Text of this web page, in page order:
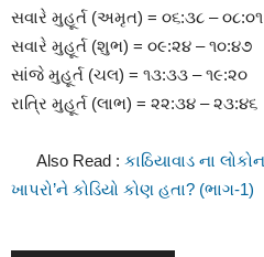
સવારે મુહૂર્ત(અમૃત) = ૦૬:૩૮ –૦૮:૦૧
સવારે મુહૂર્ત(શુભ) = ૦૯:૨૪ –૧૦:૪૭
સાંજે મુહૂર્ત(ચલ) = ૧૩:૩૩ –૧૯:૨૦
રાત્રિ મુહૂર્ત(લાભ) = ૨૨:૩૪ –૨૩:૪૬
Also Read : કાઠિયાવાડ ના
ખાપરો’ને કોડિયો કોણ હતા? (ભાગ-1)